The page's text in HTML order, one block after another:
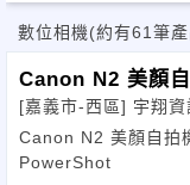
數位相機(約有61筆
Canon N2 美顏
[嘉義市-西區] 宇翔資
Canon N2 美顏自拍
PowerShot